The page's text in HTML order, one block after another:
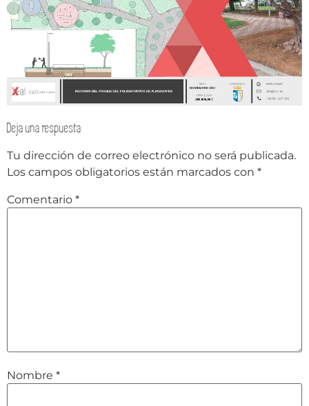
Deja una respuesta
Tu dirección de correo electrónico no será publicada.
Los campos obligatorios están marcados con *
Comentario *
Nombre *